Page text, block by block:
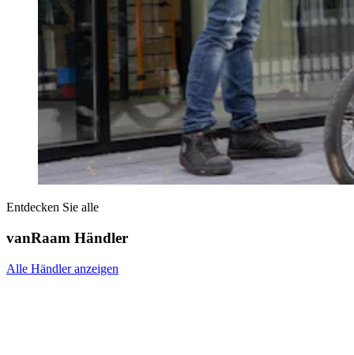
Entdecken Sie alle
vanRaam Händler
Alle Händler anzeigen